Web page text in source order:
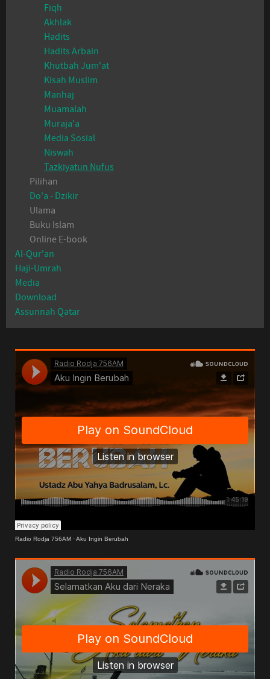
Fiqh
Akhlak
Hadits
Hadits Arbain
Khutbah Jum'at
Kisah Muslim
Manhaj
Muamalah
Muraja'a
Media Sosial
Niswah
Tazkiyatun Nufus
Pilihan
Do'a - Dzikir
Ulama
Buku Islam
Online E-book
Al-Qur'an
Haji-Umrah
Media
Download
Assunnah Qatar
Radio Rodja 756AM ·Aku Ingin Berubah